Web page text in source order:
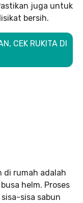
juga untuk
bersih.
CEK RUKITA DI
di rumah adalah
helm. Proses
sisa sabun